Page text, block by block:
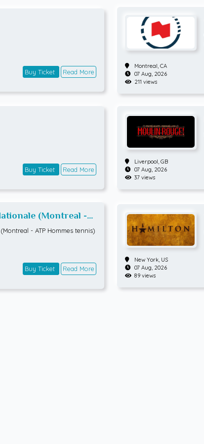
Buy Ticket Read More
Montreal, CA
07 Aug, 2026
211 views
Buy Ticket Read More
Liverpool, GB
07 Aug, 2026
37 views
(Montreal -
RONDE 3
- ATP Hommes tennis)
Buy Ticket Read More
New York, US
07 Aug, 2026
89 views